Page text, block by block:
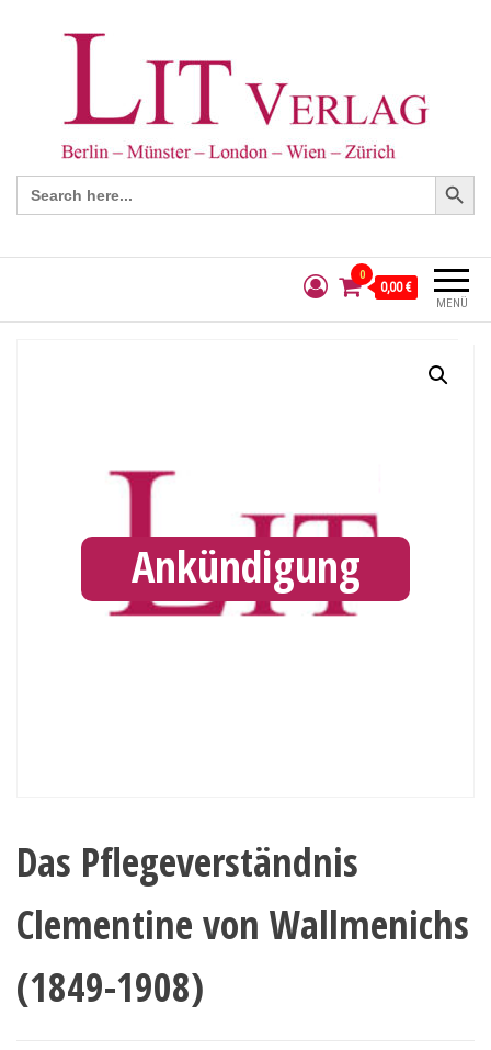
Search
for:
Search Button
MENÜ
0
0,00 €
Ankündigung
Das Pflegeverständnis
Clementine von Wallmenichs
(1849-1908)